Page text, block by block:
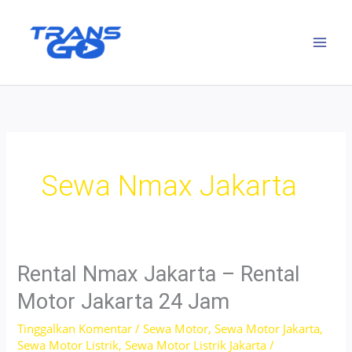
Sewa Nmax Jakarta
Rental Nmax Jakarta – Rental
Motor Jakarta 24 Jam
Tinggalkan Komentar /Sewa Motor,Sewa Motor Jakarta,
Sewa Motor Listrik,Sewa Motor Listrik Jakarta /